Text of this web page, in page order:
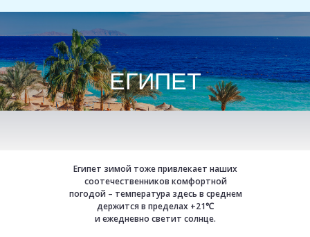
ЕГИПЕТ
Египет зимой тоже привлекает наших
соотечественников комфортной
погодой – температура здесь в среднем
держится в пределах +21℃
и ежедневно светит солнце.